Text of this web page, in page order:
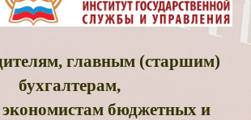
главным (старшим)
бухгалтерам,
бюджетных и